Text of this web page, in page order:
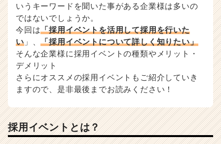
ベ
ン
ト
と
は？
-
事・
採
担
者
向
いうキーワードを聞いた事がある企業様は多いの
ではないでしょうか。
今回は「採用イベントを活用して採用を行いた
い」、「採用イベントについて詳しく知りたい」
そんな企業様に採用イベントの種類やメリット・
デメリット
さらにオススメの採用イベントもご紹介していき
ますので、是非最後までお読みください！
採用イベントとは？